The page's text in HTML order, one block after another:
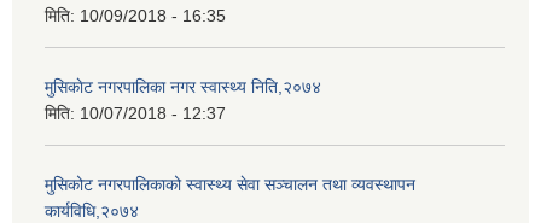
मिति: 10/09/2018 - 16:35
मुसिकाेट नगरपालिका नगर स्वास्थ्य निति,२०७४
मिति: 10/07/2018 - 12:37
मुसिकोट नगरपालिकाको स्वास्थ्य सेवा सञ्चालन तथा व्यवस्थापन
कार्यविधि,२०७४